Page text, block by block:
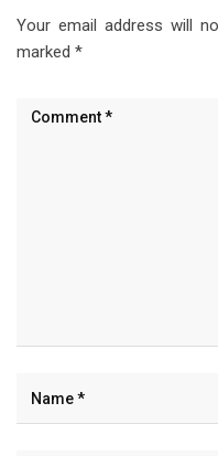
Your email address will
marked *